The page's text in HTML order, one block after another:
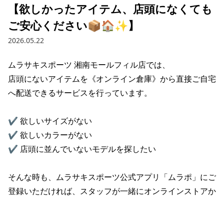
ムラサキスポーツ 公式アプリ
ポイント・クーポンもこのアプリで！
【欲しかったアイテム、店頭になくても
ご安心ください📦🏠✨】
2026.05.22
ムラサキスポーツ 湘南モールフィル店では、
店頭にないアイテムを《オンライン倉庫》から直接ご自宅
へ配送できるサービスを行っています。
✔ 欲しいサイズがない
✔ 欲しいカラーがない
✔ 店頭に並んでいないモデルを探したい
そんな時も、ムラサキスポーツ公式アプリ「ムラポ」にご
登録いただければ、スタッフが一緒にオンラインストアか